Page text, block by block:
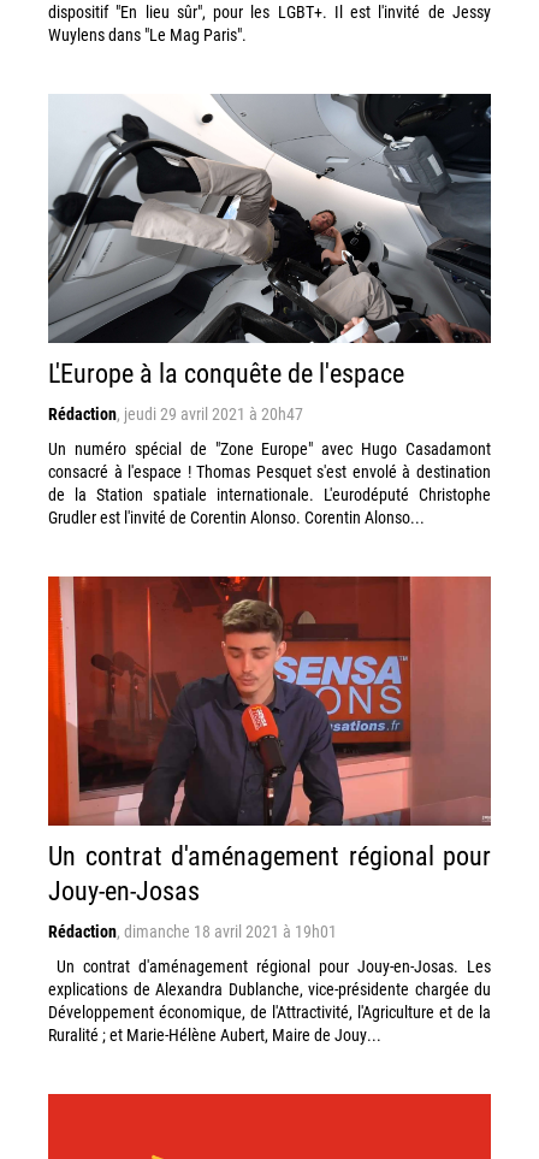
dispositif "En lieu sûr", pour les LGBT+. Il est l'invité de Jessy
Wuylens dans "Le Mag Paris".
L'Europe à la conquête de l'espace
Rédaction, jeudi 29 avril 2021 à 20h47
Un numéro spécial de "Zone Europe" avec Hugo Casadamont
consacré à l'espace ! Thomas Pesquet s'est envolé à destination
de la Station spatiale internationale. L'eurodéputé Christophe
Grudler est l'invité de Corentin Alonso. Corentin Alonso...
Un contrat d'aménagement régional pour
Jouy-en-Josas
Rédaction, dimanche 18 avril 2021 à 19h01
Un contrat d'aménagement régional pour Jouy-en-Josas. Les
explications de Alexandra Dublanche, vice-présidente chargée du
Développement économique, de l'Attractivité, l'Agriculture et de la
Ruralité ; et Marie-Hélène Aubert, Maire de Jouy...